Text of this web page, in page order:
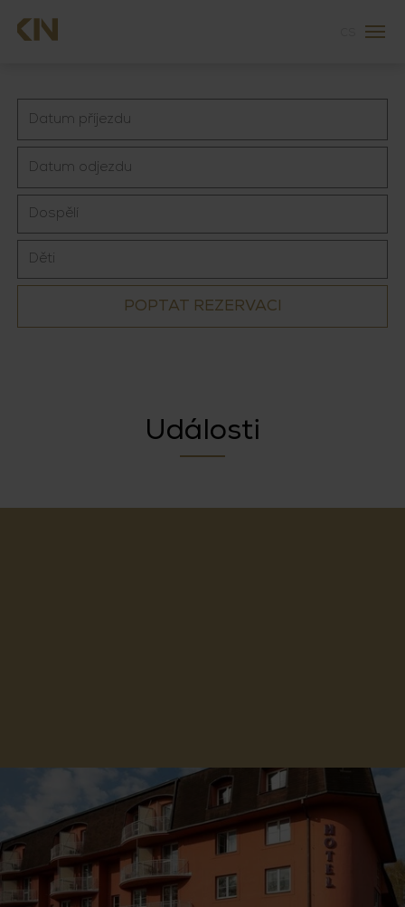
POPTAT REZERVACI
Události